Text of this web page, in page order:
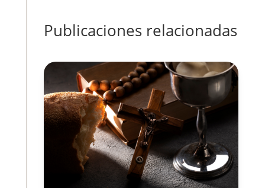
Publicaciones relacionadas